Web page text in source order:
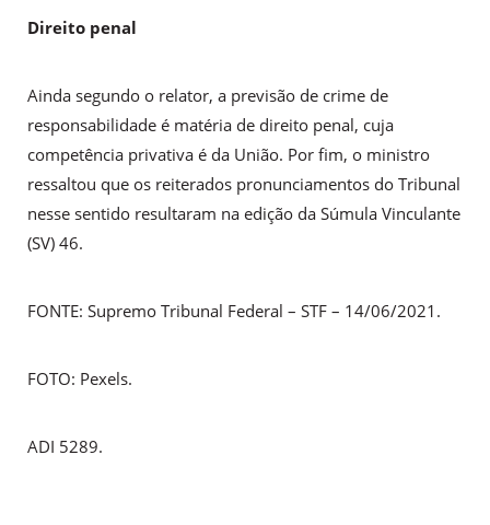
Direito penal
Ainda segundo o relator, a previsão de crime de
responsabilidade é matéria de direito penal, cuja
competência privativa é da União. Por fim, o ministro
ressaltou que os reiterados pronunciamentos do Tribunal
nesse sentido resultaram na edição da Súmula Vinculante
(SV) 46.
FONTE: Supremo Tribunal Federal – STF – 14/06/2021.
FOTO: Pexels.
ADI 5289.